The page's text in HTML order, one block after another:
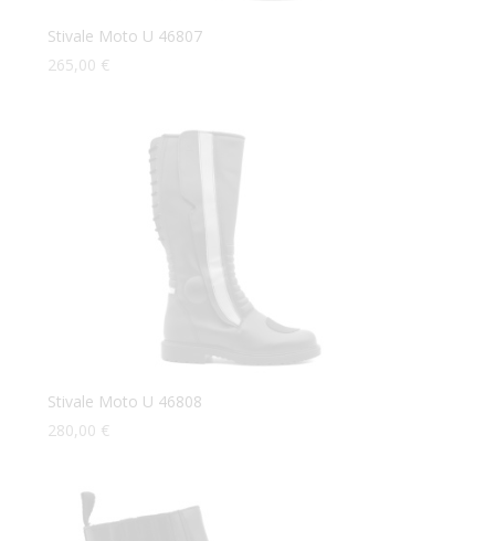
Stivale Moto U 46807
265,00 €
Stivale Moto U 46808
280,00 €